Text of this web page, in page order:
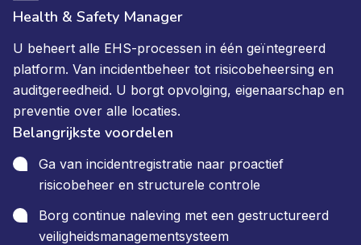
Health & Safety Manager
U beheert alle EHS-processen in één geïntegreerd
platform. Van incidentbeheer tot risicobeheersing en
auditgereedheid. U borgt opvolging, eigenaarschap en
preventie over alle locaties.
Belangrijkste voordelen
Ga van incidentregistratie naar proactief
risicobeheer en structurele controle
Borg continue naleving met een gestructureerd
veiligheidsmanagementsysteem